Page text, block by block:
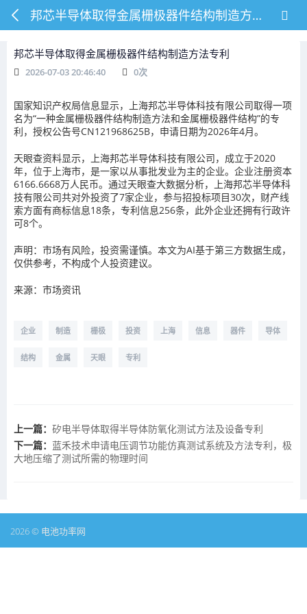
邦芯半导体取得金属栅极器件结构制造方法专利
邦芯半导体取得金属栅极器件结构制造方法专利
2026-07-03 20:46:40 0次
国家知识产权局信息显示，上海邦芯半导体科技有限公司取得一项
名为“一种金属栅极器件结构制造方法和金属栅极器件结构”的专
利，授权公告号CN121968625B，申请日期为2026年4月。
天眼查资料显示，上海邦芯半导体科技有限公司，成立于2020
年，位于上海市，是一家以从事批发业为主的企业。企业注册资本
6166.6668万人民币。通过天眼查大数据分析，上海邦芯半导体科
技有限公司共对外投资了7家企业，参与招投标项目30次，财产线
索方面有商标信息18条，专利信息256条，此外企业还拥有行政许
可8个。
声明：市场有风险，投资需谨慎。本文为AI基于第三方数据生成，
仅供参考，不构成个人投资建议。
来源：市场资讯
企业 制造 栅极 投资 上海 信息 器件 导体
结构 金属 天眼 专利
上一篇： 矽电半导体取得半导体防氧化测试方法及设备专利
下一篇： 蓝禾技术申请电压调节功能仿真测试系统及方法专利，极
大地压缩了测试所需的物理时间
2026 © 电池功率网